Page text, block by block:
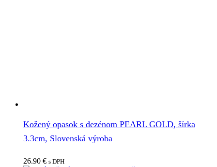
Kožený opasok s dezénom PEARL GOLD, šírka
3.3cm, Slovenská výroba
26.90 € s DPH